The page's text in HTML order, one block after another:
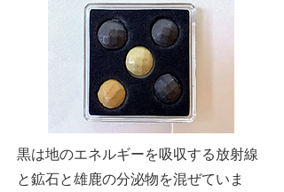
黒は地のエネルギーを吸収する放射線
と鉱石と雄鹿の分泌物を混ぜていま